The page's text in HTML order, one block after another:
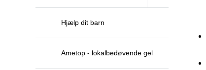
Hjælp dit barn
Ametop - lokalbedøvende gel